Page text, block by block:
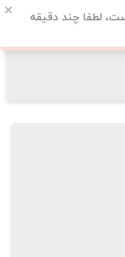
لطفا چند دقیقه